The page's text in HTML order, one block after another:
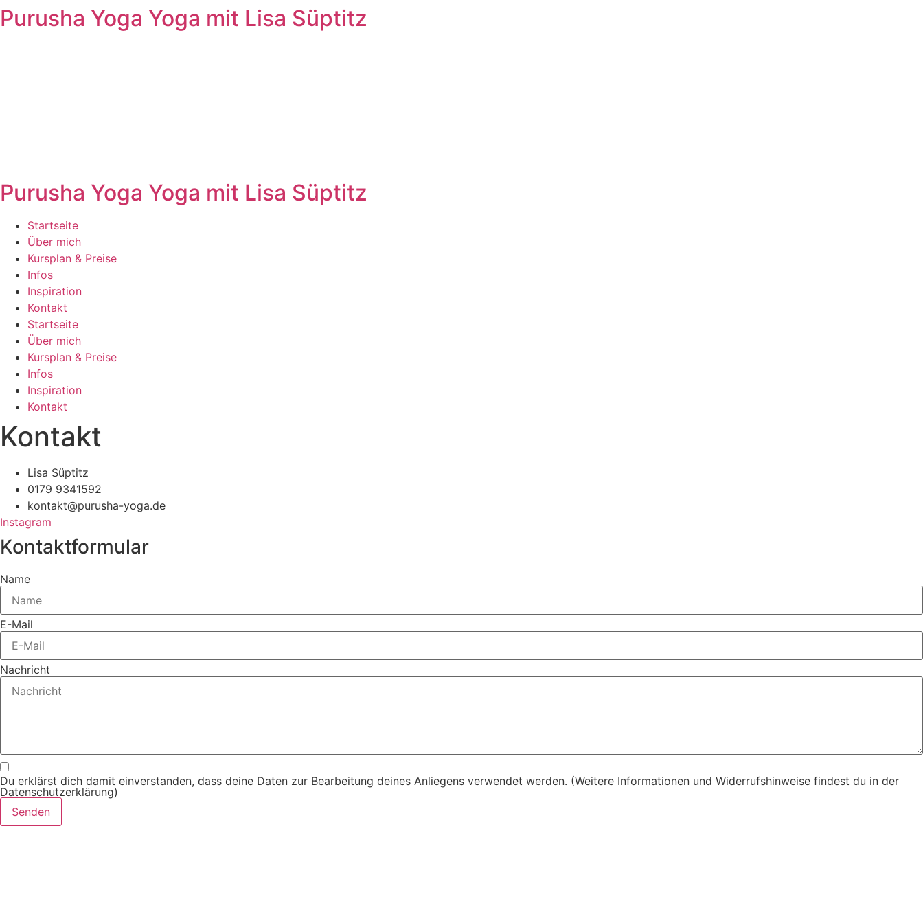
Zum
Inhalt
Purusha Yoga Yoga mit Lisa Süptitz
Purusha Yoga Yoga mit Lisa Süptitz
Startseite
Über mich
Kursplan & Preise
Infos
Inspiration
Kontakt
Startseite
Über mich
Kursplan & Preise
Infos
Inspiration
Kontakt
Kontakt
Lisa Süptitz
0179 9341592
kontakt@purusha-yoga.de
Instagram
Kontaktformular
Name
E-Mail
Nachricht
Du erklärst dich damit einverstanden, dass deine Daten zur Bearbeitung deines Anliegens verwendet werden. (Weitere Informationen und Widerrufshinweise findest du in der
Datenschutzerklärung)
Senden